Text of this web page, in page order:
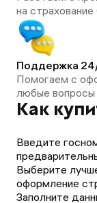
на
Поддержка
Помогаем с
любые вопросы
Как
Введите
Выберите
оформление
Заполните